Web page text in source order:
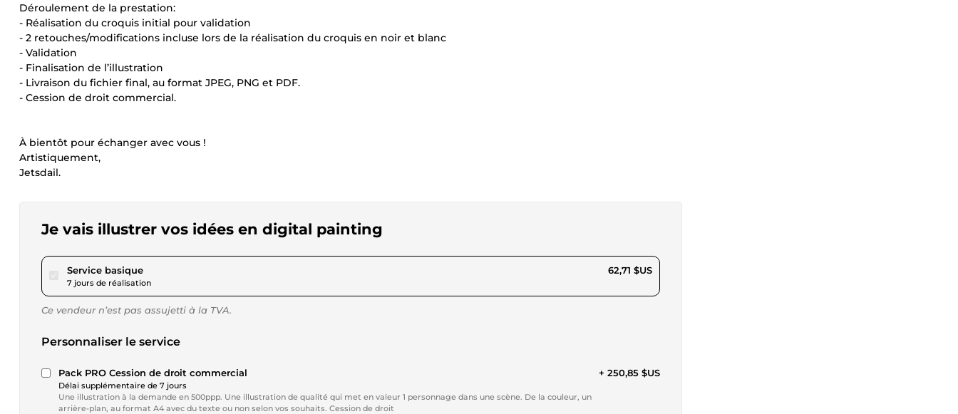
Déroulement de la prestation:
- Réalisation du croquis initial pour validation
- 2 retouches/modifications incluse lors de la réalisation du croquis en noir et blanc
- Validation
- Finalisation de l’illustration
- Livraison du fichier final, au format JPEG, PNG et PDF.
- Cession de droit commercial.
À bientôt pour échanger avec vous !
Artistiquement,
Jetsdail.
Je vais illustrer vos idées en digital painting
Service basiquepour 57,80 $US
7 jours de réalisation
62,71 $US
Ce vendeur n’est pas assujetti à la TVA.
Personnaliser le service
Pack PRO Cession de droit commercial
Délai supplémentaire de 7 jours
Une illustration à la demande en 500ppp. Une illustration de qualité qui met en valeur 1 personnage dans une scène. De la couleur, un
arrière-plan, au format A4 avec du texte ou non selon vos souhaits. Cession de droit
+ 250,85 $US